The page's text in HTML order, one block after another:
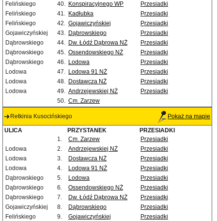
Felińskiego
40. Konspiracyjnego WP
Przesiadki
Felińskiego
41. Kadłubka
Przesiadki
Felińskiego
42. Gojawiczyńskiej
Przesiadki
Gojawiczyńskiej
43. Dąbrowskiego
Przesiadki
Dąbrowskiego
44. Dw. Łódź Dąbrowa NŻ
Przesiadki
Dąbrowskiego
45. Ossendowskiego NŻ
Przesiadki
Dąbrowskiego
46. Lodowa
Przesiadki
Lodowa
47. Lodowa 91 NŻ
Przesiadki
Lodowa
48. Dostawcza NŻ
Przesiadki
Lodowa
49. Andrzejewskiej NŻ
Przesiadki
50. Cm. Zarzew
Retkinia Kusocińskiego Pokaż na mapie
ULICA PRZYSTANEK
PRZESIADKI
1.
Cm. Zarzew
Przesiadki
Lodowa
2. Andrzejewskiej NŻ
Przesiadki
Lodowa
3. Dostawcza NŻ
Przesiadki
Lodowa
4. Lodowa 91 NŻ
Przesiadki
Dąbrowskiego
5. Lodowa
Przesiadki
Dąbrowskiego
6. Ossendowskiego NŻ
Przesiadki
Dąbrowskiego
7. Dw. Łódź Dąbrowa NŻ
Przesiadki
Gojawiczyńskiej
8. Dąbrowskiego
Przesiadki
Felińskiego
9. Gojawiczyńskiej
Przesiadki